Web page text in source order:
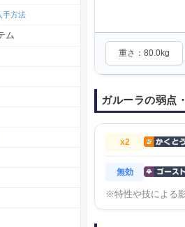
重さ：80.0kg
ガルーラの弱点
x2
無効
※特性や技による
手方法
ム